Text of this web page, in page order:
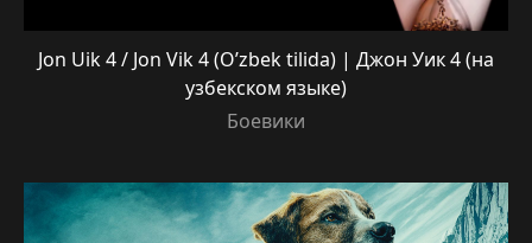
Jon Uik 4 / Jon Vik 4 (O’zbek tilida) | Джон Уик 4 (на
узбекском языке)
Боевики